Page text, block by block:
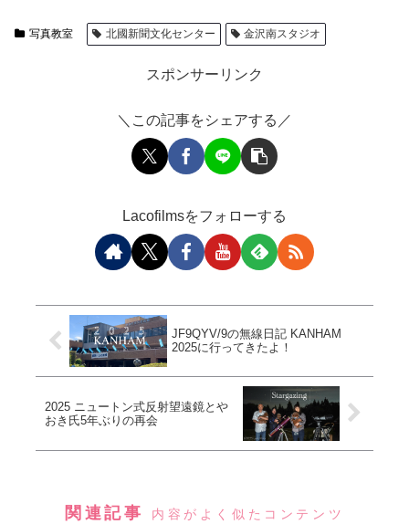
写真教室 北國新聞文化センター 金沢南スタジオ
スポンサーリンク
＼この記事をシェアする／
Lacofilmsをフォローする
JF9QYV/9の無線日記 KANHAM
2025に行ってきたよ！
2025 ニュートン式反射望遠鏡とや
おき氏5年ぶりの再会
関連記事 内容がよく似たコンテンツ